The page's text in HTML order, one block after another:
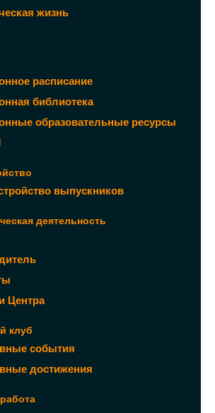
жизнь
расписание
библиотека
образовательные ресурсы
выпускников
деятельность
Центра
клуб
события
достижения